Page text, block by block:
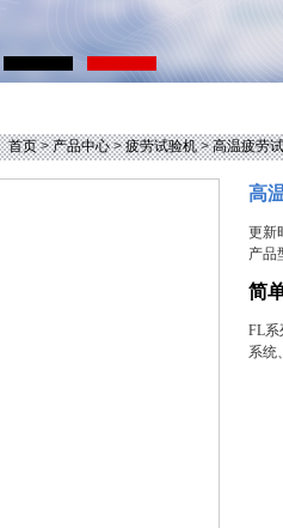
首页>产品中心>疲劳试验机>高温疲劳
高
更新
产
简
FL系
系统